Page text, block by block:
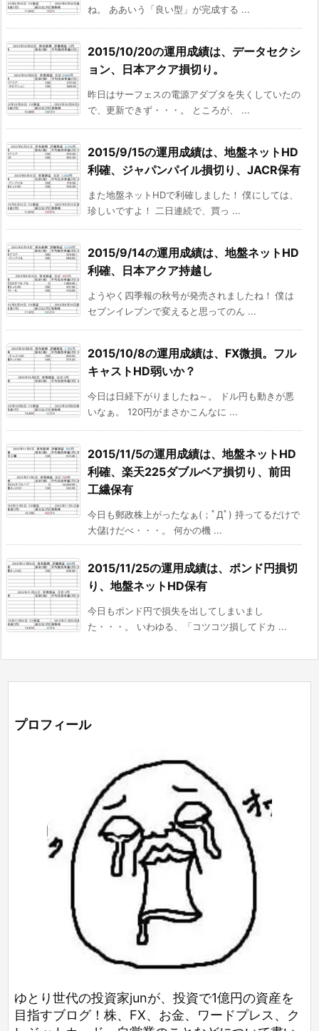
ね。 ああいう「良い型」が完成する ...
2015/10/20の運用成績は、データセクシ
ョン、日本アクア損切り。
昨日はサーフェスの電源アダプタを失くしていたの
で、更新できず・・・。 ところが、 ...
2015/9/15の運用成績は、地盤ネットHD
利確、ジャパンパイル損切り、JACR保有
また地盤ネットHDで利確しました！ 僕にしては、
珍しいですよ！ 二日連続で、買っ ...
2015/9/14の運用成績は、地盤ネットHD
利確、日本アクア持越し
ようやく四季報の秋号が発売されましたね！ 僕は
セブンイレブンで変えると思ってのん ...
2015/10/8の運用成績は、FX微損。フル
キャストHD弱いか？
今日は日経下がりましたね～。 ドル円も動きが悪
いなぁ。 120円がまさかこんなに ...
2015/11/5の運用成績は、地盤ネットHD
利確、楽天225ダブルベア損切り、前田
工繊保有
今日も郵政株上がったなぁ(；ﾟДﾟ) 持ってるだけで
大儲けだべ・・・。 何かの機 ...
2015/11/25の運用成績は、ポンド円損切
り、地盤ネットHD保有
今日もポンド円で損失を出してしまいまし
た・・・。 いわゆる、「コツコツ損してドカ ...
プロフィール
ゆとり世代の投資家junが、投資で1億円の資産を
目指すブログ！株、FX、お金、ワードプレス、ク